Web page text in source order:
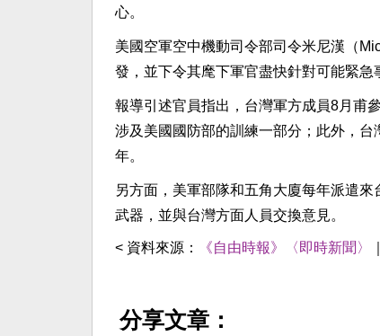
心。
美國空軍空中機動司令部司令米尼漢（
發，並下令其麾下軍官盡快針對可能緊急
報導引述官員指出，台灣軍方成員8月甫
涉及美國國防部的訓練一部分；此外，
年。
另方面，美軍部隊和五角大廈每年派遣
武器，並與台灣方面人員交換意見。
< 資料來源： 《自由時報》〈即時新聞〉
分享文章：